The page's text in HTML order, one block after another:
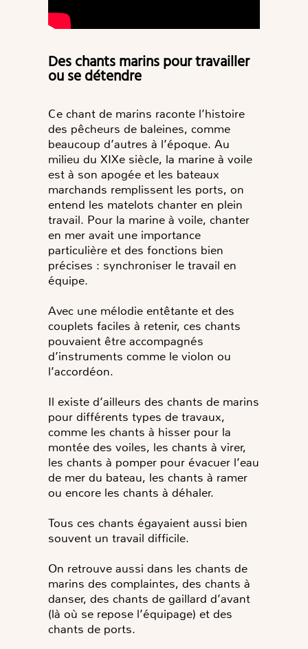
Des chants marins pour travailler
ou se détendre
Ce chant de marins raconte l’histoire
des pêcheurs de baleines, comme
beaucoup d’autres à l’époque. Au
milieu du XIXe siècle, la marine à voile
est à son apogée et les bateaux
marchands remplissent les ports, on
entend les matelots chanter en plein
travail. Pour la marine à voile, chanter
en mer avait une importance
particulière et des fonctions bien
précises : synchroniser le travail en
équipe.
Avec une mélodie entêtante et des
couplets faciles à retenir, ces chants
pouvaient être accompagnés
d’instruments comme le violon ou
l’accordéon.
Il existe d’ailleurs des chants de marins
pour différents types de travaux,
comme les chants à hisser pour la
montée des voiles, les chants à virer,
les chants à pomper pour évacuer l’eau
de mer du bateau, les chants à ramer
ou encore les chants à déhaler.
Tous ces chants égayaient aussi bien
souvent un travail difficile.
On retrouve aussi dans les chants de
marins des complaintes, des chants à
danser, des chants de gaillard d’avant
(là où se repose l’équipage) et des
chants de ports.